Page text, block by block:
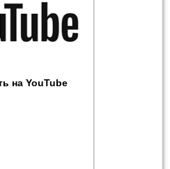
на YouTube